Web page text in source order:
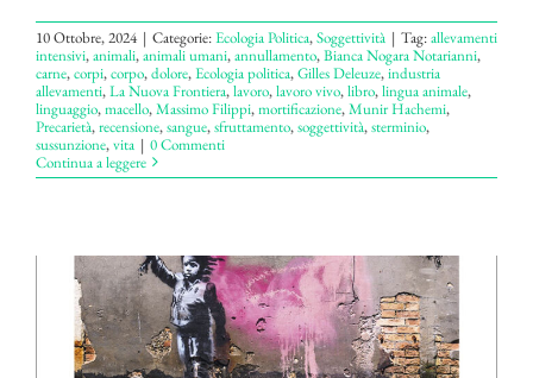
10 Ottobre, 2024 | Categorie:Ecologia Politica,Soggettività | Tag:allevamenti
intensivi,animali,animali umani,annullamento,Bianca Nogara Notarianni,
carne,corpi,corpo,dolore,Ecologia politica,Gilles Deleuze,industria
allevamenti,La Nuova Frontiera,lavoro,lavoro vivo,libro,lingua animale,
linguaggio,macello,Massimo Filippi,mortificazione,Munir Hachemi,
Precarietà,recensione,sangue,sfruttamento,soggettività,sterminio,
sussunzione,vita | 0 Commenti
Continua a leggere